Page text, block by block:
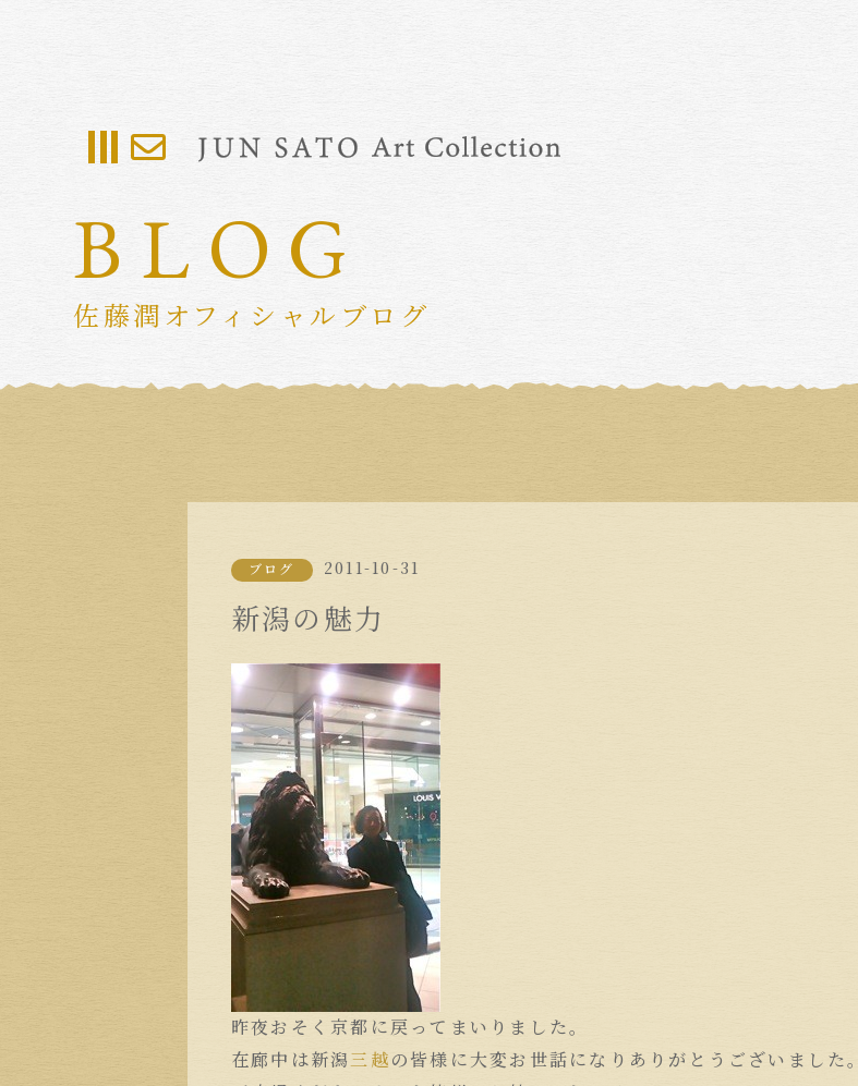
BLOG
佐藤潤オフィシャルブログ
ブログ 2011-10-31
新潟の魅力
昨夜おそく京都に戻ってまいりました。
在廊中は新潟三越の皆様に大変お世話になりありがとうございました。